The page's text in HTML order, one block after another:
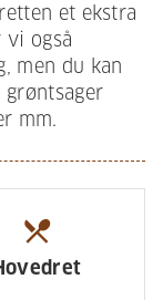
et ekstra
vi også
men du kan
grøntsager
mm.
restaurant_menu